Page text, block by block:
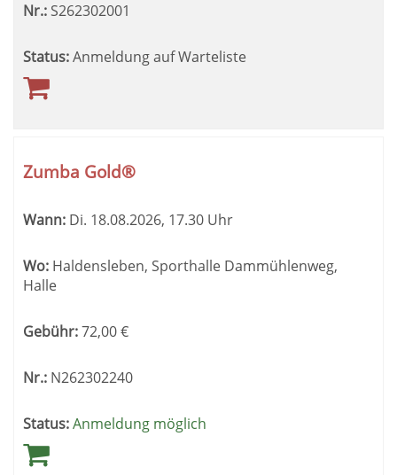
Nr.: S262302001
Status:Anmeldung auf Warteliste
Zumba Gold®
Wann: Di. 18.08.2026, 17.30 Uhr
Wo: Haldensleben, Sporthalle Dammühlenweg,
Halle
Gebühr:72,00€
Nr.: N262302240
Status:Anmeldung möglich